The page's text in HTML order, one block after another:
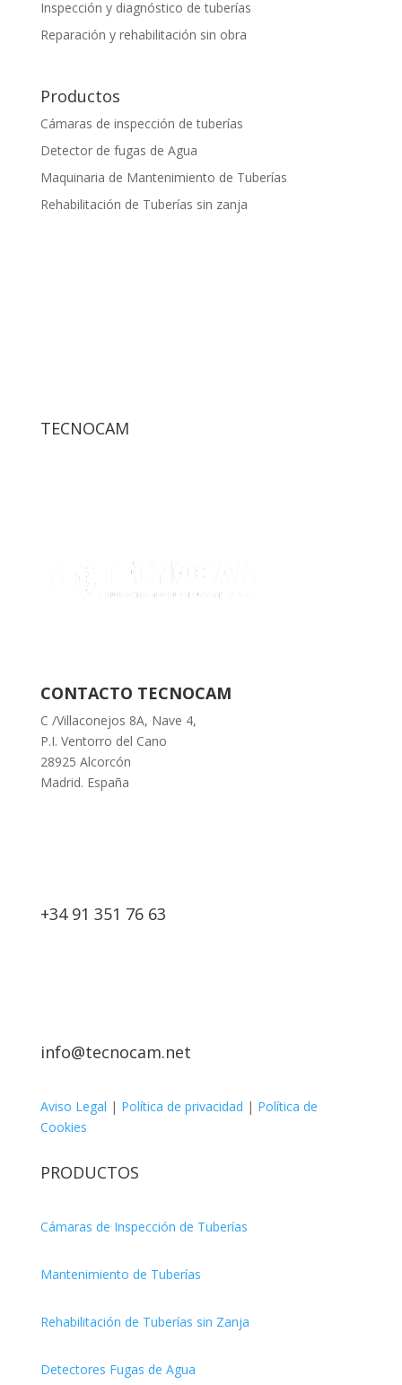
Inspección y diagnóstico de tuberías
Reparación y rehabilitación sin obra
Productos
Cámaras de inspección de tuberías
Detector de fugas de Agua
Maquinaria de Mantenimiento de Tuberías
Rehabilitación de Tuberías sin zanja
TECNOCAM
CONTACTO TECNOCAM
C /Villaconejos 8A, Nave 4,
P.I. Ventorro del Cano
28925 Alcorcón
Madrid. España
+34 91 351 76 63
info@tecnocam.net
Aviso Legal | Política de privacidad | Política de
Cookies
PRODUCTOS
Cámaras de Inspección de Tuberías
Mantenimiento de Tuberías
Rehabilitación de Tuberías sin Zanja
Detectores Fugas de Agua